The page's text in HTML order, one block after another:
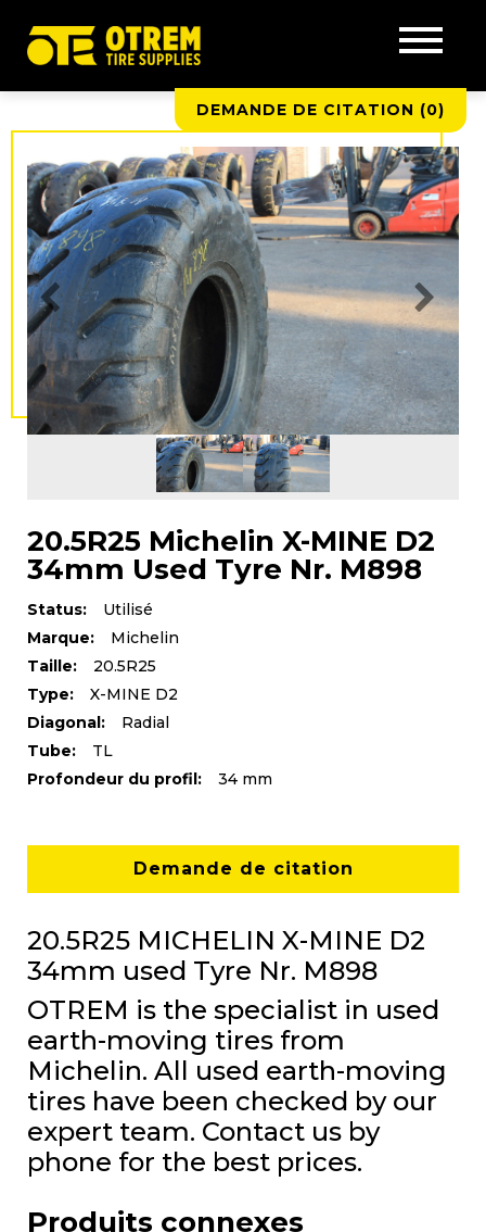
DEMANDE DE CITATION (0)
20.5R25 Michelin X-MINE D2
34mm Used Tyre Nr. M898
Status:
Utilisé
Marque:
Michelin
Taille:
20.5R25
Type:
X-MINE D2
Diagonal:
Radial
Tube:
TL
Profondeur du profil:
34 mm
Demande de citation
20.5R25 MICHELIN X-MINE D2
34mm used Tyre Nr. M898
OTREM is the specialist in used
earth-moving tires from
Michelin. All used earth-moving
tires have been checked by our
expert team. Contact us by
phone for the best prices.
Produits connexes